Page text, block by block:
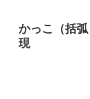
かっこ（括
現